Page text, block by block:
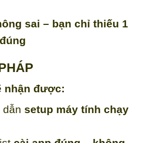
sai – bạn chỉ thiếu 1
nhận được:
dẫn setup máy tính chạy